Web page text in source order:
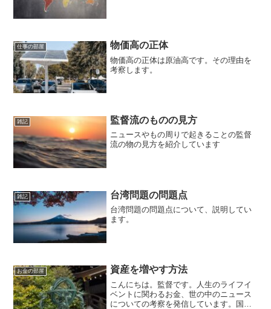
仕事の部屋 物価高の正体
物価高の正体は原油高です。その理由を
考察します。
雑記 監督流のものの見方
ニュースやもの周りで起きることの監督
流の物の見方を紹介しています
雑記 台湾問題の問題点
台湾問題の問題点について、説明してい
ます。
お金の部屋 資産を増やす方法
こんにちは。監督です。人生のライフイ
ベントに関わるお金、世の中のニュース
についての考察を発信しています。国家